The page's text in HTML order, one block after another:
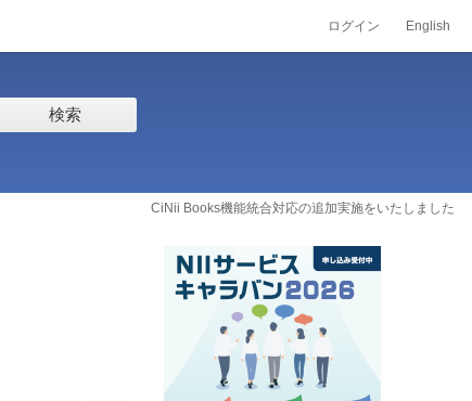
ログイン English
検索
CiNii Books機能統合対応の追加実施をいたしました